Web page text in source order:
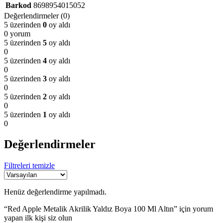
Barkod 8698954015052
Değerlendirmeler (0)
5 üzerinden 0 oy aldı
0 yorum
5 üzerinden 5 oy aldı
0
5 üzerinden 4 oy aldı
0
5 üzerinden 3 oy aldı
0
5 üzerinden 2 oy aldı
0
5 üzerinden 1 oy aldı
0
Değerlendirmeler
Filtreleri temizle
Henüz değerlendirme yapılmadı.
“Red Apple Metalik Akrilik Yaldız Boya 100 Ml Altın” için yorum
yapan ilk kişi siz olun